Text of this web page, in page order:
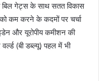
बिल गेट्स के साथ सतत विकास
कम करने के कदमों पर चर्चा
और यूरोपीय कमीशन की
(बी डब्ल्यू) पहल में भी